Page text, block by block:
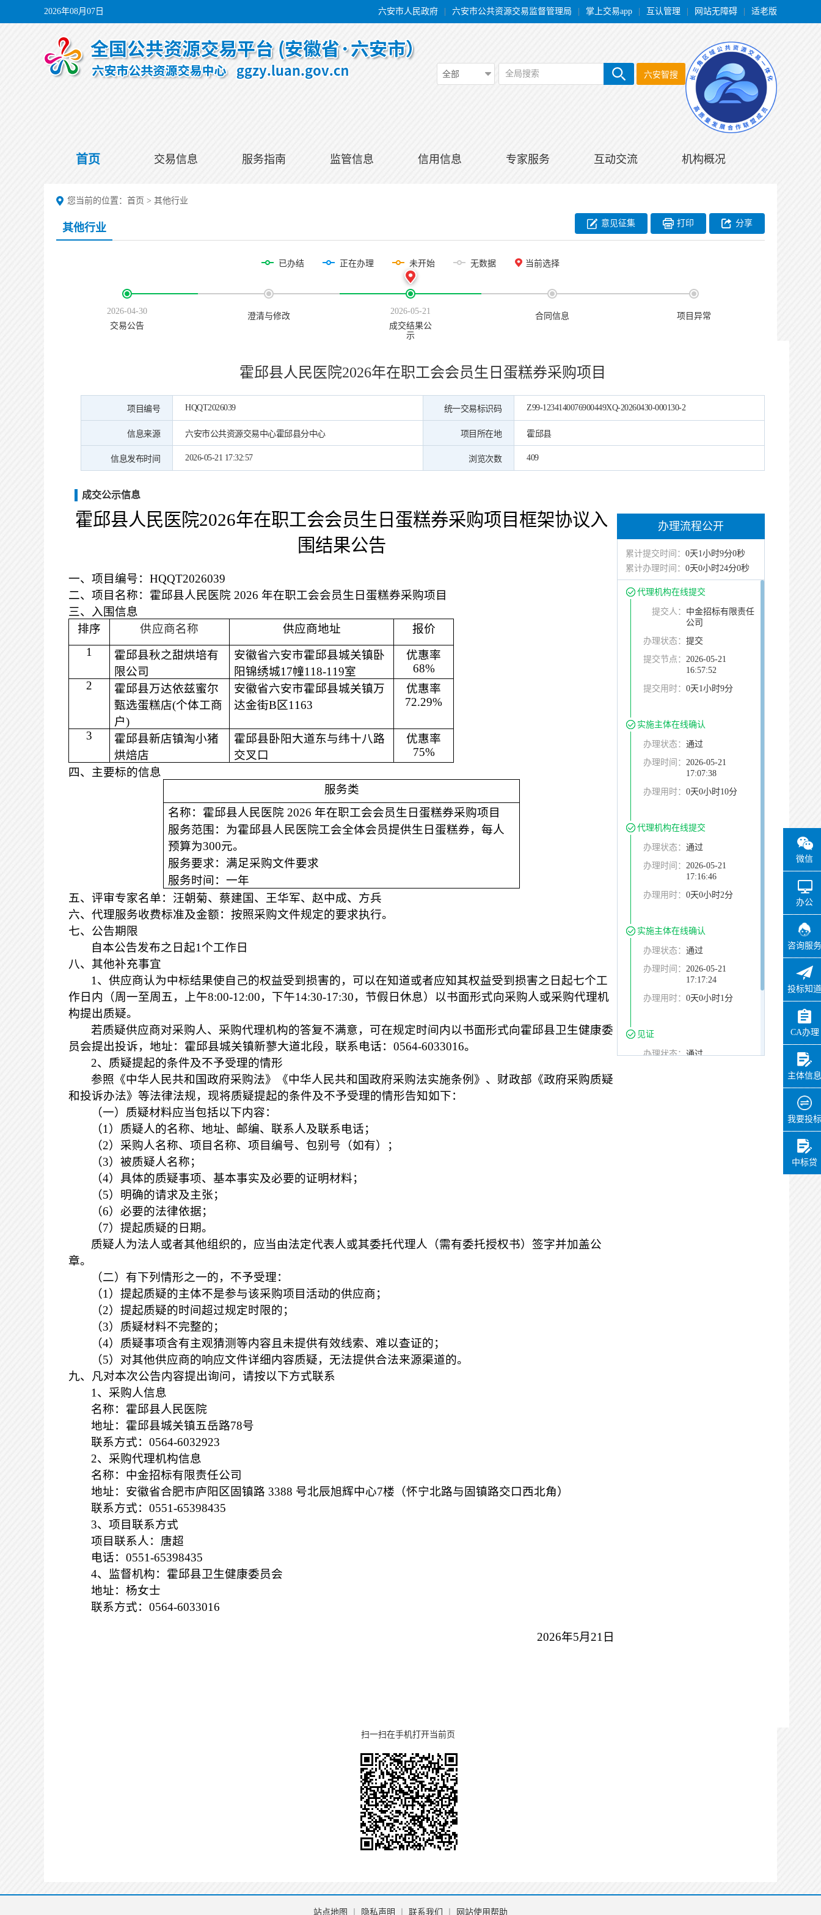
2026年08月07日 六安市人民政府 六安市公共资源交易监督管理局 掌上交易app 互认管理 网站无障碍 适老版
全部 全局搜索 六安智搜
首页 交易信息 服务指南 监管信息 信用信息 专家服务 互动交流 机构概况
微信
办公
咨询服务
投标知道
CA办理
主体信息
我要投标
中标贷
您当前的位置： 首页 > 其他行业
其他行业 意见征集 分享
打印
已办结 正在办理 未开始 无数据 当前选择
2026-04-30
交易公告
澄清与修改
2026-05-21
成交结果公
示
合同信息 项目异常
霍邱县人民医院2026年在职工会会员生日蛋糕券采购项目
项目编号 HQQT2026039 统一交易标识码 Z99-1234140076900449XQ-20260430-000130-2
信息来源 六安市公共资源交易中心霍邱县分中心 项目所在地 霍邱县
信息发布时间 2026-05-21 17:32:57 浏览次数 409
成交公示信息
霍邱县人民医院2026年在职工会会员生日蛋糕券采购项目框架协议入
围结果公告
一、项目编号： HQQT2026039
二、项目名称： 霍邱县人民医院 2026 年在职工会会员生日蛋糕券采购项目
三、入围信息
排序
供应商名称 供应商地址
报价
1
霍邱县秋之甜烘培有
限公司
安徽省六安市霍邱县城关镇卧
阳锦绣城17幢118-119室
优惠率
68%
2
霍邱县万达依兹蜜尔
甄选蛋糕店(个体工商
户)
安徽省六安市霍邱县城关镇万
达金街B区1163
优惠率
72.29%
3
霍邱县新店镇淘小猪
烘焙店
霍邱县卧阳大道东与纬十八路
交叉口
优惠率
75%
四、主要标的信息
服务类
名称：霍邱县人民医院 2026 年在职工会会员生日蛋糕券采购项目
服务范围：为霍邱县人民医院工会全体会员提供生日蛋糕券，每人
预算为300元。
服务要求：满足采购文件要求
服务时间：一年
五、 评审专家名单： 汪朝菊、蔡建国、王华军、赵中成、方兵
六、代理服务收费标准及金额： 按照采购文件规定的要求执行。
七、公告期限
自本公告发布之日起1个工作日
八、其他补充事宜
1、供应商认为中标结果使自己的权益受到损害的，可以在知道或者应知其权益受到损害之日起七个工
作日内（周一至周五，上午8:00-12:00，下午14:30-17:30，节假日休息）以书面形式向采购人或采购代理机
构提出质疑。
若质疑供应商对采购人、采购代理机构的答复不满意，可在规定时间内以书面形式向霍邱县卫生健康委
员会提出投诉，地址：霍邱县城关镇新蓼大道北段，联系电话： 0564-6033016。
2、质疑提起的条件及不予受理的情形
参照《中华人民共和国政府采购法》《中华人民共和国政府采购法实施条例》、财政部《政府采购质疑
和投诉办法》等法律法规，现将质疑提起的条件及不予受理的情形告知如下：
（一）质疑材料应当包括以下内容：
（1）质疑人的名称、地址、邮编、联系人及联系电话；
（2）采购人名称、项目名称、项目编号、包别号（如有）；
（3）被质疑人名称；
（4）具体的质疑事项、基本事实及必要的证明材料；
（5）明确的请求及主张；
（6）必要的法律依据；
（7）提起质疑的日期。
质疑人为法人或者其他组织的，应当由法定代表人或其委托代理人（需有委托授权书）签字并加盖公
章。
（二）有下列情形之一的，不予受理：
（1）提起质疑的主体不是参与该采购项目活动的供应商；
（2）提起质疑的时间超过规定时限的；
（3）质疑材料不完整的；
（4）质疑事项含有主观猜测等内容且未提供有效线索、难以查证的；
（5）对其他供应商的响应文件详细内容质疑，无法提供合法来源渠道的。
九、凡对本次公告内容提出询问，请按以下方式联系
1、采购人信息
名称：霍邱县人民医院
地址：霍邱县城关镇五岳路78号
联系方式：0564-6032923
2、采购代理机构信息
名称：中金招标有限责任公司
地址：安徽省合肥市庐阳区固镇路 3388 号北辰旭辉中心7楼（怀宁北路与固镇路交口西北角）
联系方式：0551-65398435
3、项目联系方式
项目联系人：唐超
电话：0551-65398435
4、监督机构：霍邱县卫生健康委员会
地址：杨女士
联系方式：0564-6033016
2026年5月21日
办理流程公开
累计提交时间： 0天1小时9分0秒
累计办理时间： 0天0小时24分0秒
代理机构在线提交
提交人： 中金招标有限责任
公司
办理状态： 提交
提交节点： 2026-05-21
16:57:52
提交用时： 0天1小时9分
实施主体在线确认
办理状态： 通过
办理时间： 2026-05-21
17:07:38
办理用时： 0天0小时10分
代理机构在线提交
办理状态： 通过
办理时间： 2026-05-21
17:16:46
办理用时： 0天0小时2分
实施主体在线确认
办理状态： 通过
办理时间： 2026-05-21
17:17:24
办理用时： 0天0小时1分
见证
办理状态：通过
扫一扫在手机打开当前页
站点地图 隐私声明 联系我们 网站使用帮助